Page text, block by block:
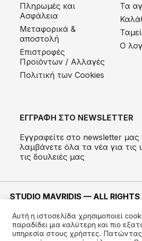
Πληρωμές και
Ασφάλεια
Μεταφορικά &
αποστολή
Eπιστροφές
Προϊόντων / Αλλαγές
Πολιτική των Cookies
Τα
Ο
ΕΓΓΡΑΦΗ ΣΤΟ NEWSLETTER
Εγγραφείτε στο newsletter μας
λαμβάνετε όλα τα νέα για τις
τις δουλειές μας
STUDIO MAVRIDIS — ALL
ΚΑΤΑΣΚΕΥΗ —IMODE
Αυτή η ιστοσελίδα χρησιμοποιεί
παραδίδει μια καλύτερη και πιο
υπηρεσία στους χρήστες. Πατώντας